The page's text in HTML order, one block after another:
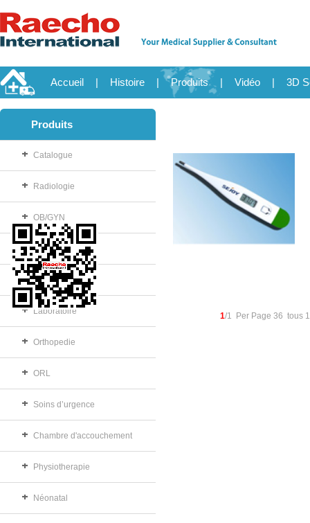
Accueil | Histoire | Produits | Vidéo | 3D
Produits
Catalogue
Radiologie
OB/GYN
Consommable
Salle d'opération
Laboratoire
Orthopedie
ORL
Soins d’urgence
Chambre d'accouchement
Physiotherapie
Néonatal
1/1 Per Page 36 tous